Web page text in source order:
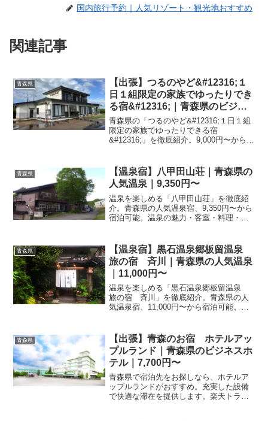
国内旅行予約｜人気リゾート・観光地おすすめ
関連記事
青森県
【出張】つるのやど&#12316;１
日１組限定の家族でゆったりでき
る宿&#12316;｜青森県のビジネ
スホテル｜9,000円〜
青森県の「つるのやど&#12316;１日１組
限定の家族でゆったりできる宿
&#12316;」を徹底紹介。9,000円〜から宿
めました。
青森県
【温泉宿】八甲田山荘｜青森県の
人気温泉｜9,350円〜
温泉を楽しめる「八甲田山荘」を徹底紹
介。青森県の人気温泉宿、9,350円〜から
宿泊可能。温泉の魅力・客室・料理・レ
青森県
【温泉宿】黒石温泉郷板留温泉
旅の宿 斉川｜青森県の人気温泉
｜11,000円〜
温泉を楽しめる「黒石温泉郷板留温泉
旅の宿 斉川」を徹底紹介。青森県の人
気温泉宿、11,000円〜から宿泊可能。温
青森県
【出張】青森のお宿 ホテルアッ
プルランド｜青森県のビジネスホ
テル｜7,700円〜
青森県で宿泊先をお探しなら、ホテルア
ップルランドがおすすめ。充実した設備
で快適な滞在を提供します。楽天トラベ